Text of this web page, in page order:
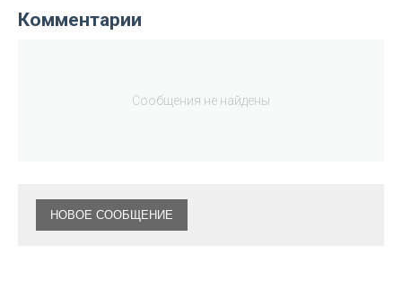
Комментарии
Сообщения не найдены
НОВОЕ СООБЩЕНИЕ